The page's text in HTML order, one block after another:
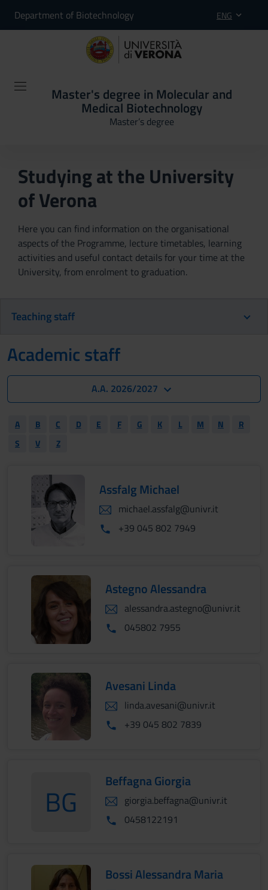
Department of Biotechnology ENG
Master's degree in Molecular and
Medical Biotechnology
Master’s degree
Studying at the University
of Verona
Here you can find information on the organisational
aspects of the Programme, lecture timetables, learning
activities and useful contact details for your time at the
University, from enrolment to graduation.
Teaching staff
Academic staff
A.A. 2026/2027
A B C D E F G K L M N
R
S
V Z
Assfalg Michael
michael.assfalg@univr.it
+39 045 802 7949
Astegno Alessandra
alessandra.astegno@univr.it
045802 7955
Avesani Linda
linda.avesani@univr.it
+39 045 802 7839
BGBeffagnaGiorgia
Beffagna Giorgia
giorgia.beffagna@univr.it
0458122191
Bossi Alessandra Maria